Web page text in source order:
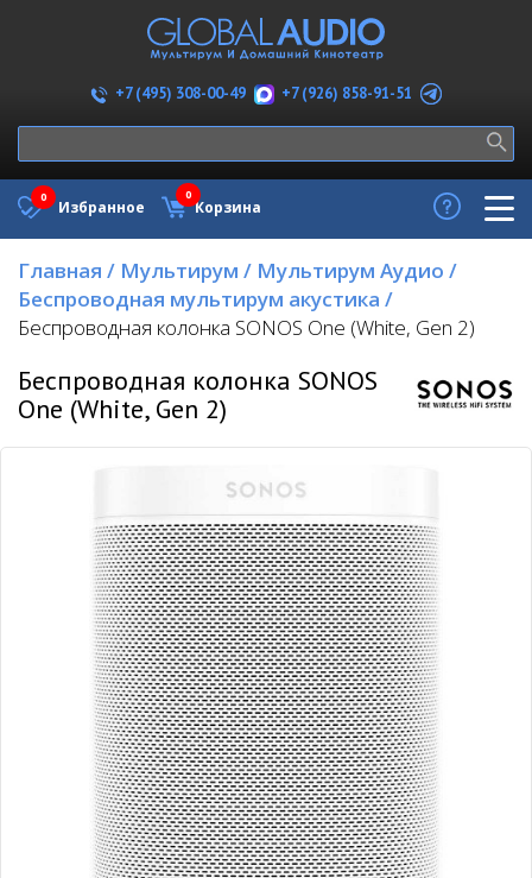
+7 (495) 308-00-49 +7 (926) 858-91-51
Избранное
0
Корзина
0
Главная / Мультирум / Мультирум Аудио /
Беспроводная мультирум акустика /
Беспроводная колонка SONOS One (White, Gen 2)
Беспроводная колонка SONOS
One (White, Gen 2)